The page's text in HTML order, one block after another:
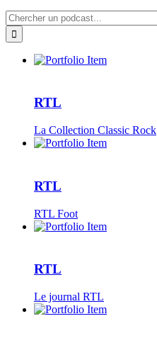
RTL
La Collection Classic Rock
RTL
RTL Foot
RTL
Le journal RTL